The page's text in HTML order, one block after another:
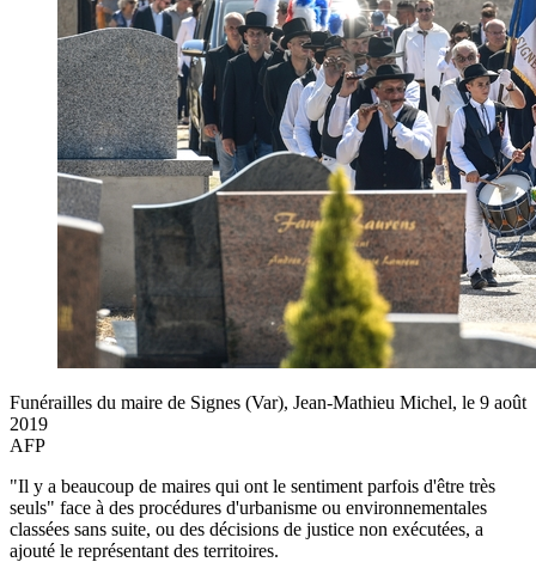
Funérailles du maire de Signes (Var), Jean-Mathieu Michel, le 9 août
2019
AFP
"Il y a beaucoup de maires qui ont le sentiment parfois d'être très
seuls" face à des procédures d'urbanisme ou environnementales
classées sans suite, ou des décisions de justice non exécutées, a
ajouté le représentant des territoires.